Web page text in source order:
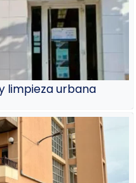
limpieza urbana